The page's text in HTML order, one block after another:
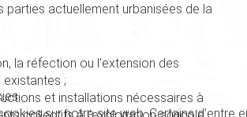
parties actuellement urbanisées de la
la réfection ou l'extension des
;
et installations nécessaires à
sur notre site web. Certains d’entre